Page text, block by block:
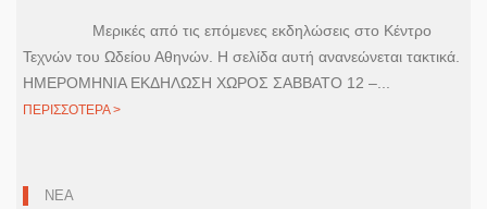
Μερικές από τις επόμενες εκδηλώσεις στο Κέντρο
Τεχνών του Ωδείου Αθηνών. Η σελίδα αυτή ανανεώνεται τακτικά.
ΗΜΕΡΟΜΗΝΙΑ ΕΚΔΗΛΩΣΗ ΧΩΡΟΣ ΣΑΒΒΑΤΟ 12 –...
ΠΕΡΙΣΣΟΤΕΡΑ >
ΝΕΑ